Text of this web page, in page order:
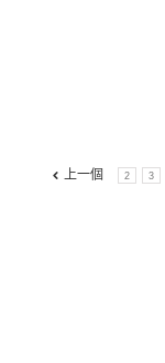
上一個 2 3